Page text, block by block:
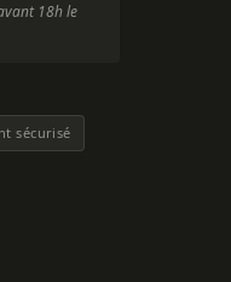
18h le
sécurisé